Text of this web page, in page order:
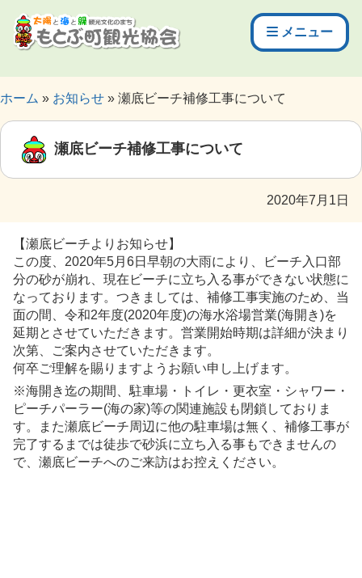
メニュー
ホーム お知らせ 瀬底ビーチ補修工事について
瀬底ビーチ補修工事について
2020年7月1日
【瀬底ビーチよりお知らせ】
この度、2020年5月6日早朝の大雨により、ビーチ入口部
分の砂が崩れ、現在ビーチに立ち入る事ができない状態に
なっております。つきましては、補修工事実施のため、当
面の間、令和2年度(2020年度)の海水浴場営業(海開き)を
延期とさせていただきます。営業開始時期は詳細が決まり
次第、ご案内させていただきます。
何卒ご理解を賜りますようお願い申し上げます。
※海開き迄の期間、駐車場・トイレ・更衣室・シャワー・
ピーチパーラー(海の家)等の関連施設も閉鎖しておりま
す。また瀬底ビーチ周辺に他の駐車場は無く、補修工事が
完了するまでは徒歩で砂浜に立ち入る事もできませんの
で、瀬底ビーチへのご来訪はお控えください。